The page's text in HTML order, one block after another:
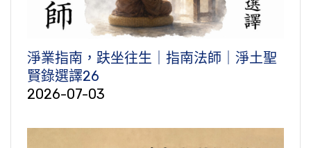
淨業指南，趺坐往生｜指南法師｜淨土聖
賢錄選譯26
2026-07-03